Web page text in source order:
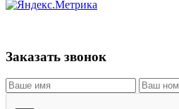
Заказать звонок